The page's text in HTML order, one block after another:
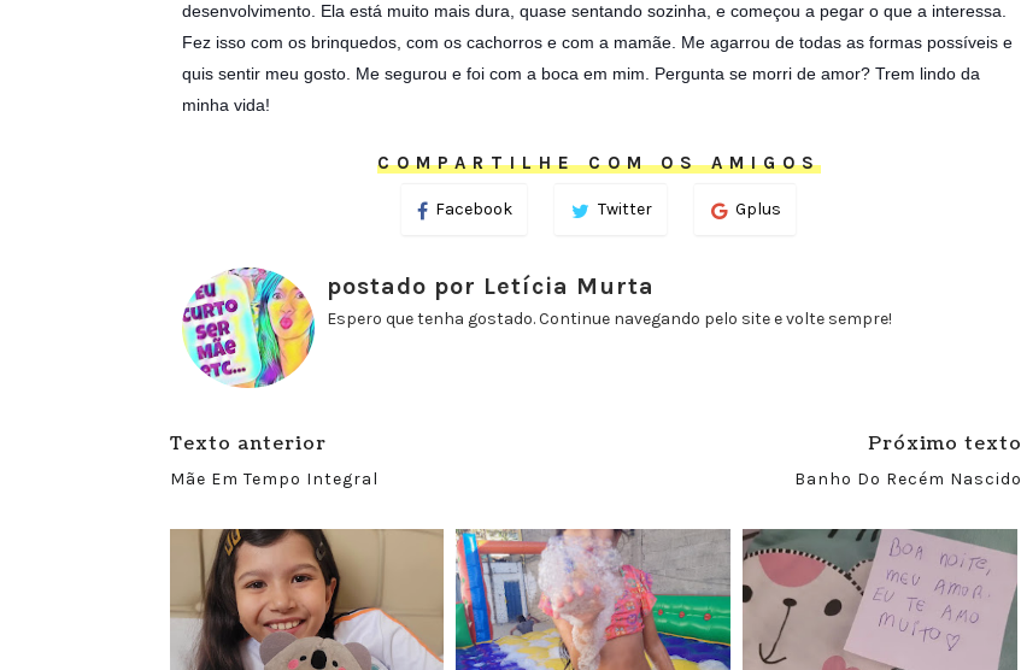
desenvolvimento. Ela está muito mais dura, quase sentando sozinha, e começou a pegar o que a interessa.
Fez isso com os brinquedos, com os cachorros e com a mamãe. Me agarrou de todas as formas possíveis e
quis sentir meu gosto. Me segurou e foi com a boca em mim. Pergunta se morri de amor? Trem lindo da
minha vida!
COMPARTILHE COM OS AMIGOS
Facebook Twitter Gplus
postado por Letícia Murta
Espero que tenha gostado. Continue navegando pelo site e volte sempre!
Texto anterior
Mãe Em Tempo Integral
Próximo texto
Banho Do Recém Nascido